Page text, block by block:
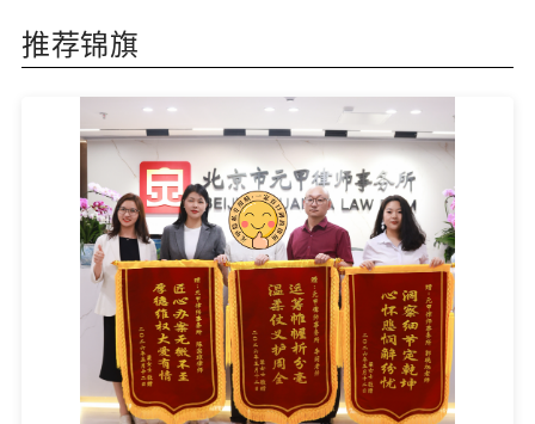
推荐锦旗